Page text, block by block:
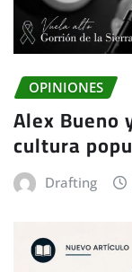
OPINIONES
Alex Bueno
cultura
Drafting